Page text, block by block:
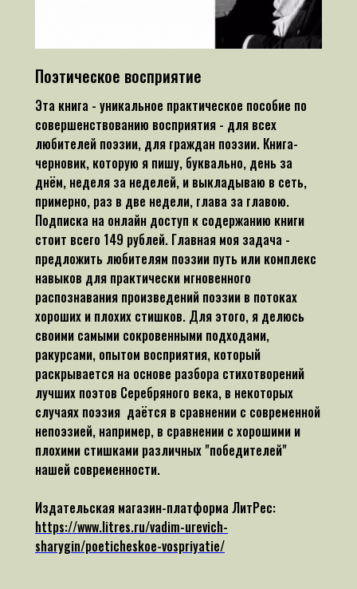
Поэтическое восприятие
Эта книга - уникальное практическое пособие по
совершенствованию восприятия - для всех
любителей поэзии, для граждан поэзии. Книга-
черновик, которую я пишу, буквально, день за
днём, неделя за неделей, и выкладываю в сеть,
примерно, раз в две недели, глава за главою.
Подписка на онлайн доступ к содержанию книги
стоит всего 149 рублей. Главная моя задача -
предложить любителям поэзии путь или комплекс
навыков для практически мгновенного
распознавания произведений поэзии в потоках
хороших и плохих стишков. Для этого, я делюсь
своими самыми сокровенными подходами,
ракурсами, опытом восприятия, который
раскрывается на основе разбора стихотворений
лучших поэтов Серебряного века, в некоторых
случаях поэзия даётся в сравнении с современной
непоэзией, например, в сравнении с хорошими и
плохими стишками различных "победителей"
нашей современности.
Издательская магазин-платформа ЛитРес:
https://www.litres.ru/vadim-urevich-
sharygin/poeticheskoe-vospriyatie/